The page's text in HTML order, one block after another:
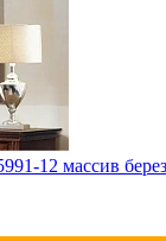
12 массив